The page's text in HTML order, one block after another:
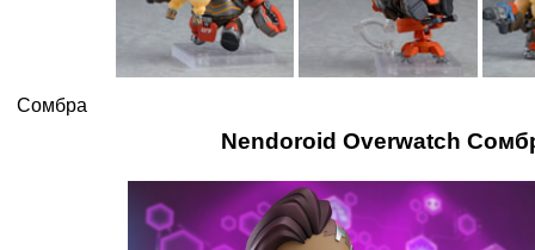
Сомбра
Nendoroid Overwatch